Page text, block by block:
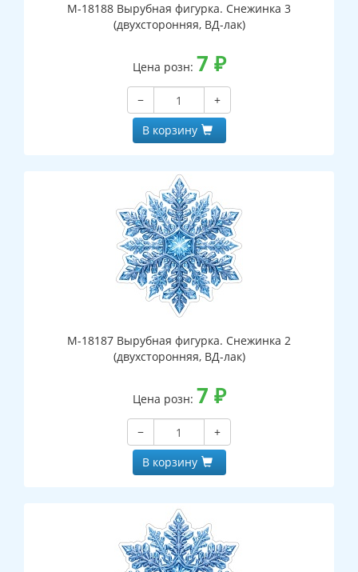
М-18188 Вырубная фигурка. Снежинка 3
(двухсторонняя, ВД-лак)
Цена розн: 7 ₽
−
+
В корзину
М-18187 Вырубная фигурка. Снежинка 2
(двухсторонняя, ВД-лак)
Цена розн: 7 ₽
−
+
В корзину